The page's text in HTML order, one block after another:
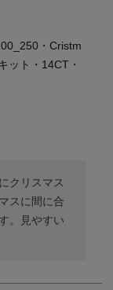
・Cristm
ット・14CT・
クリスマス
スに間に合
。見やすい